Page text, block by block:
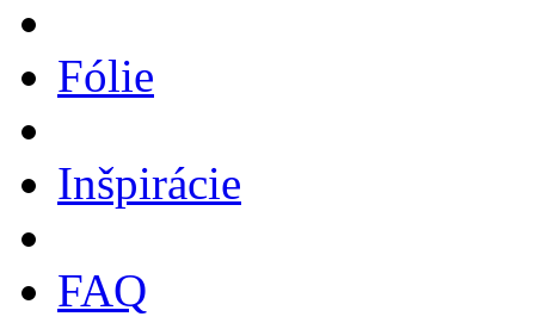
Fólie
Inšpirácie
FAQ